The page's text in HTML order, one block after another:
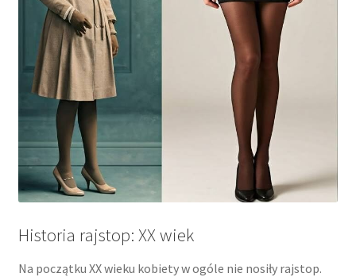
Historia rajstop: XX wiek
Na początku XX wieku kobiety w ogóle nie nosiły rajstop.